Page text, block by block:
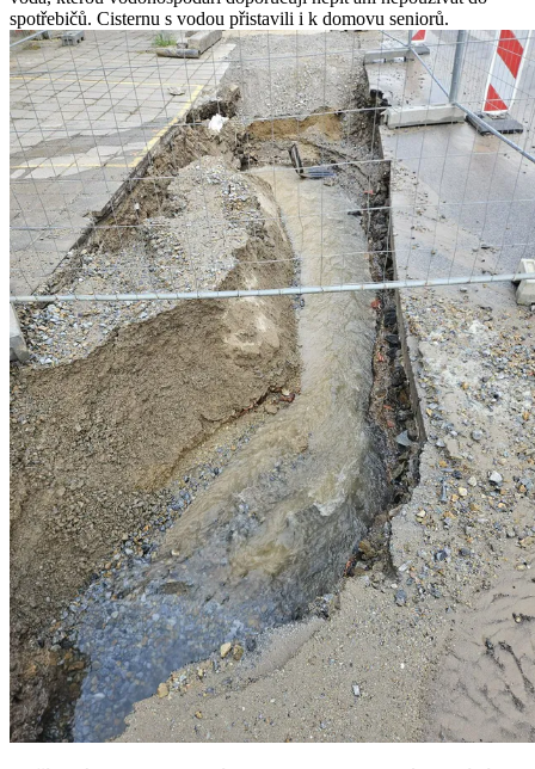
spotřebičů. Cisternu s vodou přistavili i k domovu seniorů.